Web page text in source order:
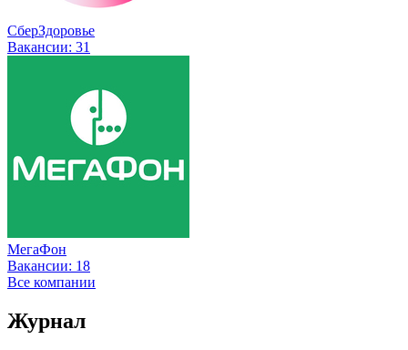
СберЗдоровье
Вакансии: 31
МегаФон
Вакансии: 18
Все компании
Журнал